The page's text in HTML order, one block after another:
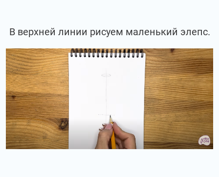
В верхней линии рисуем маленький элепс.